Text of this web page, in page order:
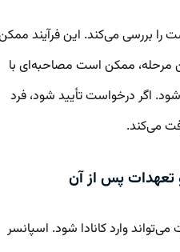
را بررسی می‌کند. این فرآیند ممکن
ممکن است مصاحبه‌ای با
اگر درخواست تأیید شود، فرد
می‌کند.
تعهدات پس از آن
وارد کانادا شود. اسپانسر